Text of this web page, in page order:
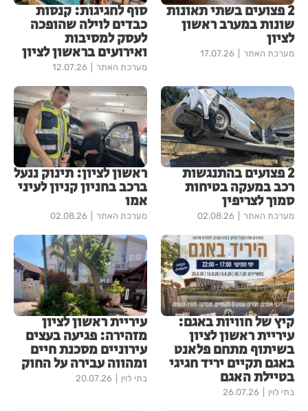
2 פצועים בשתי תאונות
שונות במערב ראשון
לציון
מערכת האתר 17.07.26
סוף לחגיגות: קנסות
כבדים לוילה שהופכה
לעסק למסיבות
ואירועים בראשון לציון
מערכת האתר 12.07.26
2 פצועים בהתנגשות
רכב במעקה בטיחות
סמוך לצריפין
מערכת האתר 02.08.26
ראשון לציון: תינוק ננעל
ברכב בחניון קניון לעיני
אמו
מערכת האתר 02.08.26
קיץ של חוויות באגם:
עיריית ראשון לציון
בשיתוף מתחם פלאנט
באגם תקיים יריד חגיגי
בטיילת האגם
בתי לוין 26.07.26
עיריית ראשון לציון
מזהירה: פגיעה בעצים
עירוניים מסכנת חיים
ומהווה עבירה על החוק
בתי לוין 20.07.26